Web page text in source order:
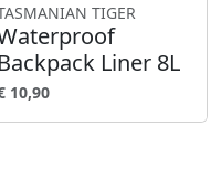
TIGER
Backpack Liner 8L
10,90